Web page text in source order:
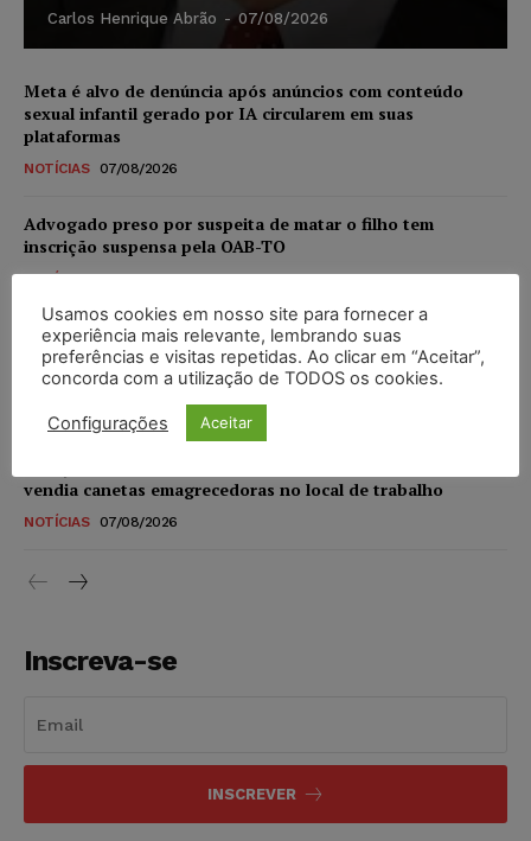
Carlos Henrique Abrão - 07/08/2026
Meta é alvo de denúncia após anúncios com conteúdo
sexual infantil gerado por IA circularem em suas
plataformas
NOTÍCIAS 07/08/2026
Advogado preso por suspeita de matar o filho tem
inscrição suspensa pela OAB-TO
NOTÍCIAS 07/08/2026
STF amplia isenção de IBS e CBS na compra de veículos
novos para pessoas com deficiência e autistas de todos os
níveis
vendia canetas emagrecedoras no local de trabalho
NOTÍCIAS 07/08/2026
Inscreva-se
INSCREVER
Usamos cookies em nosso site para fornecer a
experiência mais relevante, lembrando suas
preferências e visitas repetidas. Ao clicar em “Aceitar”,
concorda com a utilização de TODOS os cookies.
Configurações Aceitar